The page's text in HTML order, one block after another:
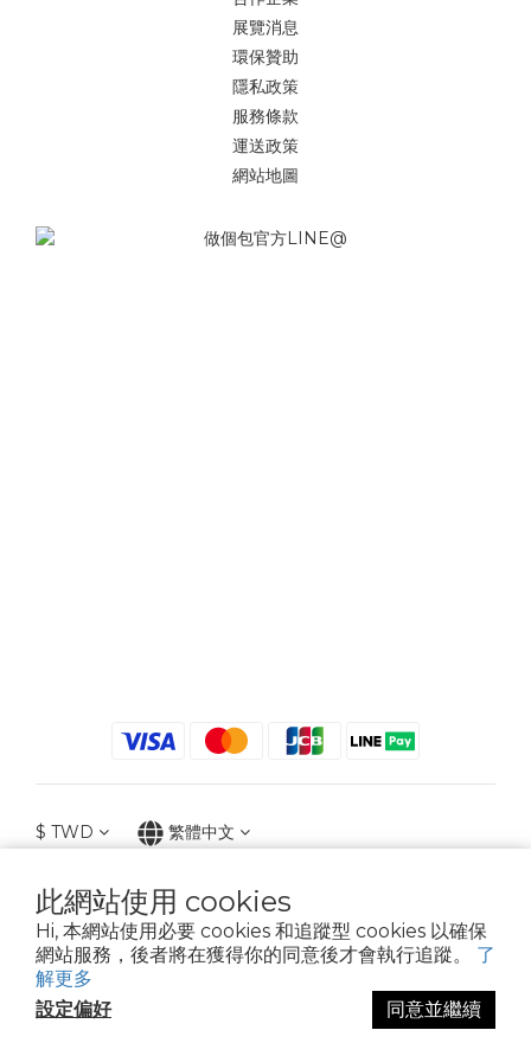
此網站使用 cookies
Hi, 本網站使用必要 cookies 和追蹤型 cookies 以確保
網站服務，後者將在獲得你的同意後才會執行追蹤。 了
解更多
設定偏好
同意並繼續
展覽消息
環保贊助
隱私政策
服務條款
運送政策
網站地圖
$ TWD 繁體中文
2021 © iGreenbag | DoaBag | Working Hrs 8:30 - 18:00｜新北市新莊區中正路
659-5號3樓 | 02-2903-8800 | 統編 : 28396448 (唯一統編無關係企業)